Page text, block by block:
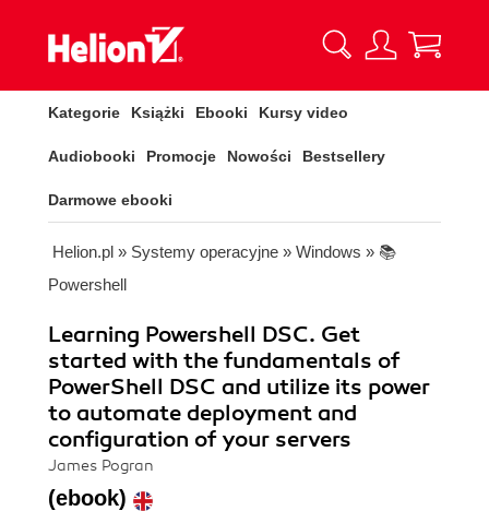
Kategorie Książki Ebooki Kursy video
Audiobooki Promocje Nowości Bestsellery
Darmowe ebooki
Helion.pl » Systemy operacyjne » Windows » 📚
Powershell
Learning Powershell DSC. Get
started with the fundamentals of
PowerShell DSC and utilize its power
to automate deployment and
configuration of your servers
James Pogran
(ebook)